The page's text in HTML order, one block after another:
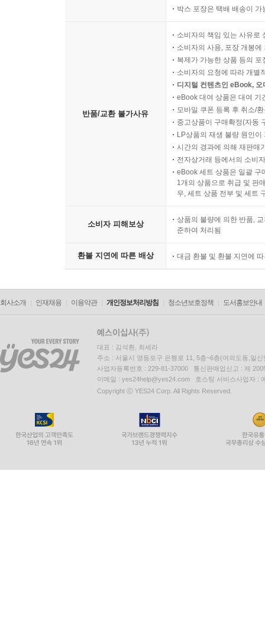
박스 포장은 택배 배송이
반품/교환 불가사유
소비자의 책임 있는 사유로
소비자의 사용, 포장 개봉
복제가 가능한 상품 등의
소비자의 요청에 따라 개별
디지털 컨텐츠인 eBook,
eBook 대여 상품은 대여 기
모바일 쿠폰 등록 후 취소/
중고상품이 구매확정(자동
LP상품의 재생 불량 원인
시간의 경과에 의해 재판매
전자상거래 등에서의 소비
eBook 세트 상품은 일괄 구
1개의 상품으로 취급 및 판
우, 세트 상품 전부 및 세트
소비자 피해보상
상품의 불량에 의한 반품,
준하여 처리됨
환불 지연에 따른 배상 대금 환불 및 환불 지연에
회사소개 인재채용 이용약관 개인정보처리방침 청소년보호정책 도서홍보안내
대표 : 김석환, 최세라
주소 : 서울시 영등포구 은행로 11, 5층~6층(여의도동,일신
사업자등록번호 : 229-81-37000 통신판매업신고 : 제
이메일 : yes24help@yes24.com 호스팅 서비스사업자 :
Copyright ⓒ YES24 Corp. All Rights Reserved.